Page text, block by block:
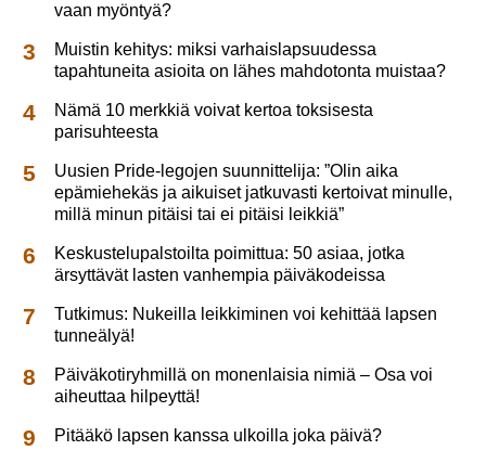
vaan myöntyä?
Muistin kehitys: miksi varhaislapsuudessa
tapahtuneita asioita on lähes mahdotonta muistaa?
Nämä 10 merkkiä voivat kertoa toksisesta
parisuhteesta
Uusien Pride-legojen suunnittelija: ”Olin aika
epämiehekäs ja aikuiset jatkuvasti kertoivat minulle,
millä minun pitäisi tai ei pitäisi leikkiä”
Keskustelupalstoilta poimittua: 50 asiaa, jotka
ärsyttävät lasten vanhempia päiväkodeissa
Tutkimus: Nukeilla leikkiminen voi kehittää lapsen
tunneälyä!
Päiväkotiryhmillä on monenlaisia nimiä – Osa voi
aiheuttaa hilpeyttä!
Pitääkö lapsen kanssa ulkoilla joka päivä?